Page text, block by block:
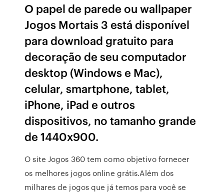
O papel de parede ou wallpaper
Jogos Mortais 3 está disponível
para download gratuito para
decoração de seu computador
desktop (Windows e Mac),
celular, smartphone, tablet,
iPhone, iPad e outros
dispositivos, no tamanho grande
de 1440x900.
O site Jogos 360 tem como objetivo fornecer
os melhores jogos online grátis.Além dos
milhares de jogos que já temos para você se